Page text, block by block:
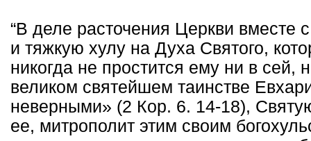
“В деле расточения Церкви вместе
и тяжкую хулу на Духа Святого,
никогда не простится ему ни в
великом святейшем таинстве
неверными» (2 Кор. 6. 14-18),
ее, митрополит этим своим